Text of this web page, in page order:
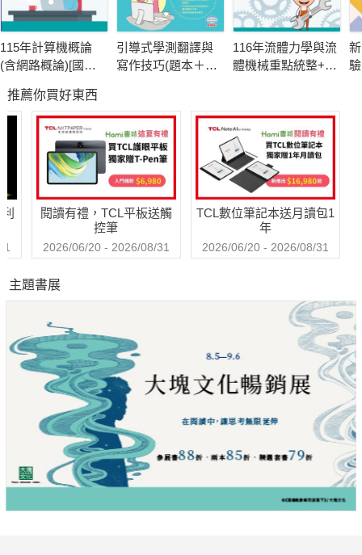
115年計算機概論
(含網路概論)[國民
引導式學測翻譯與
寫作技巧(題本＋解
116年流體力學與流
體機械重點統整+高
推薦你買好東西
閱讀有禮，TCL平板送觸
控筆
2026/06/20 - 2026/08/31
TCL數位筆記本送月讀包1
年
2026/06/20 - 2026/08/31
主題書展